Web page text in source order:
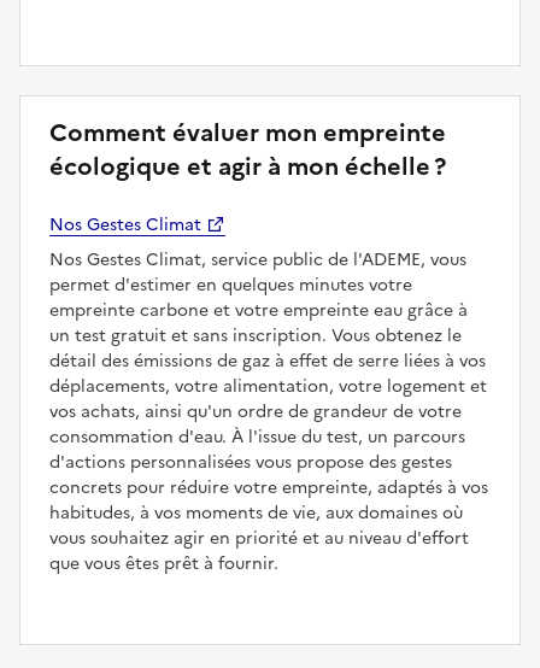
Comment évaluer mon empreinte
écologique et agir à mon échelle ?
Nos Gestes Climat
Nos Gestes Climat, service public de l'ADEME, vous
permet d'estimer en quelques minutes votre
empreinte carbone et votre empreinte eau grâce à
un test gratuit et sans inscription. Vous obtenez le
détail des émissions de gaz à effet de serre liées à vos
déplacements, votre alimentation, votre logement et
vos achats, ainsi qu'un ordre de grandeur de votre
consommation d'eau. À l'issue du test, un parcours
d'actions personnalisées vous propose des gestes
concrets pour réduire votre empreinte, adaptés à vos
habitudes, à vos moments de vie, aux domaines où
vous souhaitez agir en priorité et au niveau d'effort
que vous êtes prêt à fournir.